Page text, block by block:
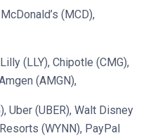
(MCD),
(LLY), Chipotle (CMG),
(AMGN),
Uber (UBER), Walt Disney
(WYNN), PayPal